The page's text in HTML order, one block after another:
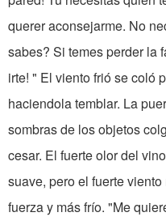
querer aconsejarme. No
sabes? Si temes perder la
irte! " El viento frió se coló
haciendola temblar. La
sombras de los objetos
cesar. El fuerte olor del
suave, pero el fuerte
fuerza y más frío. "Me